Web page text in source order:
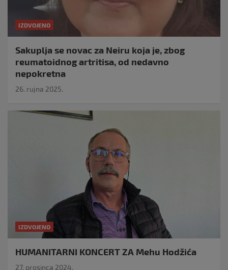
IZDVOJENO
Sakuplja se novac za Neiru koja je, zbog
reumatoidnog artritisa, od nedavno
nepokretna
26. rujna 2025.
IZDVOJENO
HUMANITARNI KONCERT ZA Mehu Hodžića
27. prosinca 2024.